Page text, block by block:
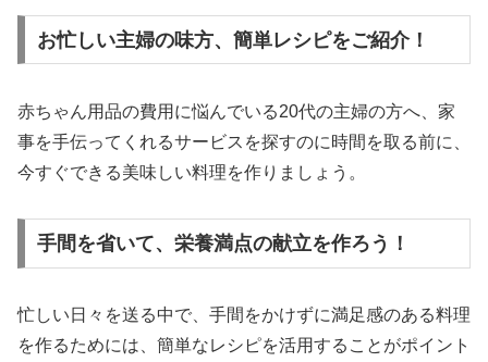
お忙しい主婦の味方、簡単レシピをご紹介！
赤ちゃん用品の費用に悩んでいる20代の主婦の方へ、家
事を手伝ってくれるサービスを探すのに時間を取る前に、
今すぐできる美味しい料理を作りましょう。
手間を省いて、栄養満点の献立を作ろう！
忙しい日々を送る中で、手間をかけずに満足感のある料理
を作るためには、簡単なレシピを活用することがポイント